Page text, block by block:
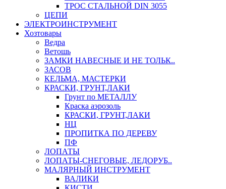
ТРОС СТАЛЬНОЙ DIN 3055
ЦЕПИ
ЭЛЕКТРОИНСТРУМЕНТ
Хозтовары
Ведра
Ветошь
ЗАМКИ НАВЕСНЫЕ И НЕ ТОЛЬК..
ЗАСОВ
КЕЛЬМА, МАСТЕРКИ
КРАСКИ, ГРУНТ,ЛАКИ
Грунт по МЕТАЛЛУ
Краска аэрозоль
КРАСКИ, ГРУНТ,ЛАКИ
НЦ
ПРОПИТКА ПО ДЕРЕВУ
ПФ
ЛОПАТЫ
ЛОПАТЫ-СНЕГОВЫЕ, ЛЕДОРУБ..
МАЛЯРНЫЙ ИНСТРУМЕНТ
ВАЛИКИ